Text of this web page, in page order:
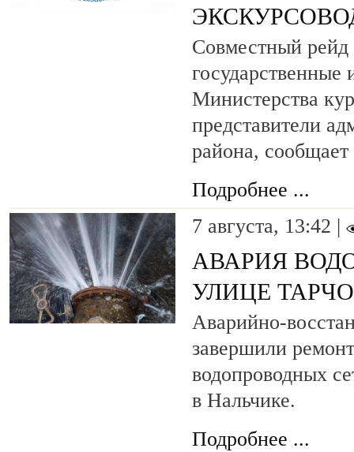
Совместный рейд
государственные
Министерства
представители
района,
Подробнее ...
7 августа, 13:42 |
АВАРИЯ
УЛИЦЕ
Аварийно-
завершили
водопроводных
в Нальчике.
Подробнее ...